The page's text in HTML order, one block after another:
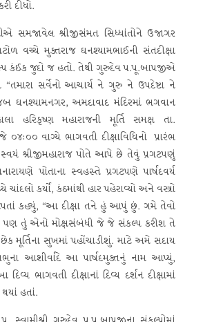
દીધો.
સમજાવેલ શ્રીજીસંમત સિધ્ધાંતોને ઉજાગર
વચ્ચે મુક્તરાજ ઘનશ્યામભાઈની સંતદીક્ષા
કંઈક જુદો જ હતો. તેથી ગુરુદેવ પ.પૂ.બાપજીએ
“તમારા સર્વેનો આચાર્ય ને ગુરુ ને ઉપદેષ્ટા ને
અમદાવાદ મંદિરમાં ભગવાન
હરિકૃષ્ણ મહારાજની મૂર્તિ સમક્ષ તા.
૦૪:૦૦ વાગ્યે ભાગવતી દીક્ષાવિધિનો પ્રારંભ
શ્રીજીમહારાજ પોતે આપે છે તેવું પ્રગટપણું
પોતાના સ્વહસ્તે પ્રગટપણે પાર્ષદવર્ય
કર્યો, કંઠમાંથી હાર પહેરાવ્યો અને વસ્ત્રો
કહ્યું, “આ દીક્ષા તને હું આપું છું. ગમે તેવો
તું એનો મોક્ષસંબંધી જે જે સંકલ્પ કરીશ તે
મૂર્તિના સુખમાં પહોંચાડીશું. માટે અમે સદાય
આશીર્વાદે આ પાર્ષદમુક્તનું નામ આપ્યું,
ભાગવતી દીક્ષાનાં દિવ્ય દર્શન દીક્ષામાં
હતાં.